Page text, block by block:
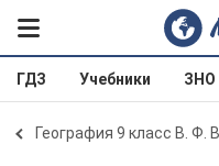
ГДЗ Учебники ЗНО
География 9 класс В. Ф.